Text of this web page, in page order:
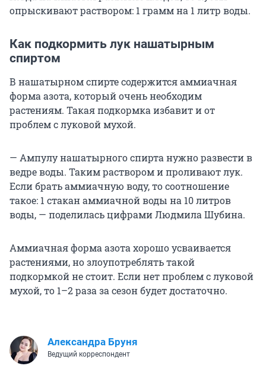
опрыскивают раствором: 1 грамм на 1 литр воды.
Как подкормить лук нашатырным
спиртом
В нашатырном спирте содержится аммиачная
форма азота, который очень необходим
растениям. Такая подкормка избавит и от
проблем с луковой мухой.
— Ампулу нашатырного спирта нужно развести в
ведре воды. Таким раствором и проливают лук.
Если брать аммиачную воду, то соотношение
такое: 1 стакан аммиачной воды на 10 литров
воды, — поделилась цифрами Людмила Шубина.
Аммиачная форма азота хорошо усваивается
растениями, но злоупотреблять такой
подкормкой не стоит. Если нет проблем с луковой
мухой, то 1–2 раза за сезон будет достаточно.
Александра Бруня
Ведущий корреспондент